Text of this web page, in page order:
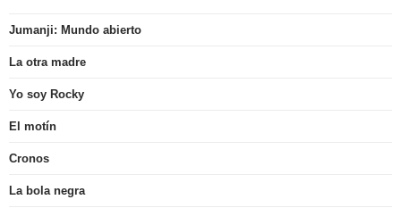
Jumanji: Mundo abierto
La otra madre
Yo soy Rocky
El motín
Cronos
La bola negra